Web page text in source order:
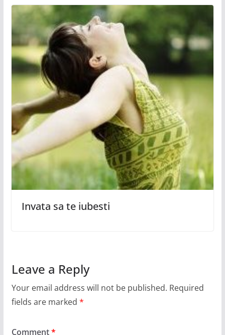
Invata sa te iubesti
Leave a Reply
Your email address will not be published. Required
fields are marked *
Comment*